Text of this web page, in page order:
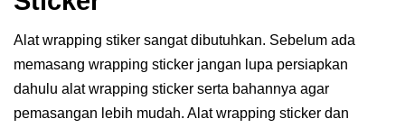
Alat wrapping stiker sangat dibutuhkan. Sebelum ada
memasang wrapping sticker jangan lupa persiapkan
dahulu alat wrapping sticker serta bahannya agar
pemasangan lebih mudah. Alat wrapping sticker dan